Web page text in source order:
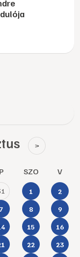
>
P SZO V
1 2
7 8 9
15 16
22 23